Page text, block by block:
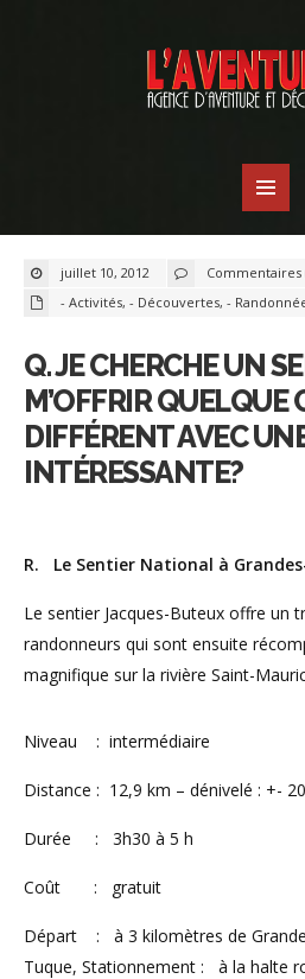
juillet 10, 2012
Commentaires
- Activités, - Découvertes, -
Q. JE CHERCHE UN
M’OFFRIR QUELQUE
DIFFÉRENT AVEC
INTÉRESSANTE?
R. Le Sentier National à
Le sentier Jacques-Buteux offre un
randonneurs qui sont ensuite
magnifique sur la rivière Saint-
Niveau : intermédiaire
Distance : 12,9 km – dénivelé : +-
Durée : 3h30 à 5 h
Coût : gratuit
Départ : à 3 kilomètres de
Tuque, Stationnement : à la halte